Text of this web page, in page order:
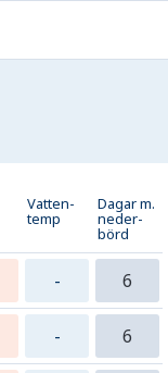
Vatten-
temp
Dagar m.
neder­
börd
- 6
- 6